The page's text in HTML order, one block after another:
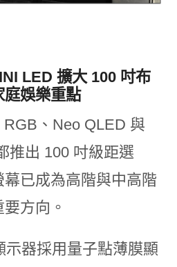
LED 擴大 100 吋布
庭娛樂重點
、Neo QLED 與
推出 100 吋級距選
已成為高階與中高階
方向。
示器採用量子點薄膜顯